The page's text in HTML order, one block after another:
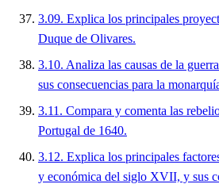
3.09. Explica los principales
Duque de Olivares.
3.10. Analiza las causas de la
sus consecuencias para la
3.11. Compara y comenta las
Portugal de 1640.
3.12. Explica los principales
y económica del siglo XVII, y sus